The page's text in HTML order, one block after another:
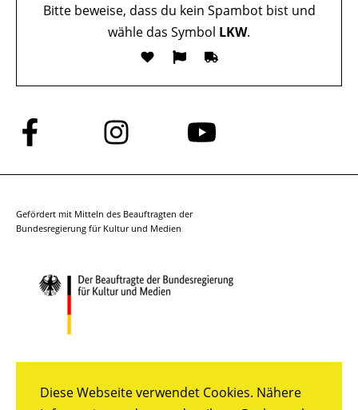
Diese Webseite verwendet Cookies. Nähere
Bitte beweise, dass du kein Spambot bist und
wähle das Symbol LKW.
Folge
uns
auf
Folge
uns
auf
Folge
auf
Gefördert mit Mitteln des Beauftragten der
Bundesregierung für Kultur und Medien